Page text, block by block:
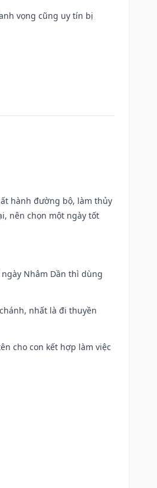
vọng cũng uy tín bị
hành đường bộ, làm thủy
nên chọn một ngày tốt
Nhâm Dần thì dùng
nhất là đi thuyền
cho con kết hợp làm việc